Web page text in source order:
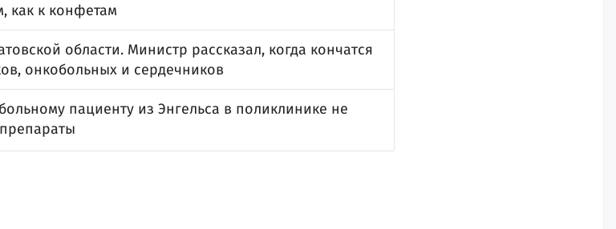
как к конфетам
области. Министр рассказал, когда кончатся
онкобольных и сердечников
пациенту из Энгельса в поликлинике не